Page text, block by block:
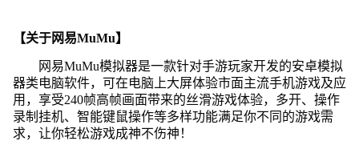
【关于网易MuMu】
网易MuMu模拟器是一款针对手游玩家开发的安卓模拟
器类电脑软件，可在电脑上大屏体验市面主流手机游戏及应
用，享受240帧高帧画面带来的丝滑游戏体验，多开、操作
录制挂机、智能键鼠操作等多样功能满足你不同的游戏需
求，让你轻松游戏成神不伤神！